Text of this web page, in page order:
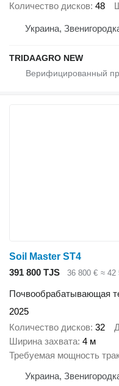
Количество дисков 48
Украина,
TRIDAAGRO NEW
Soil Master ST4
391 800 TJS
36 800 € ≈ 42
Почвообрабатывающая
2025
Количество дисков 32
Ширина захвата 4 м
Требуемая мощность
Украина,